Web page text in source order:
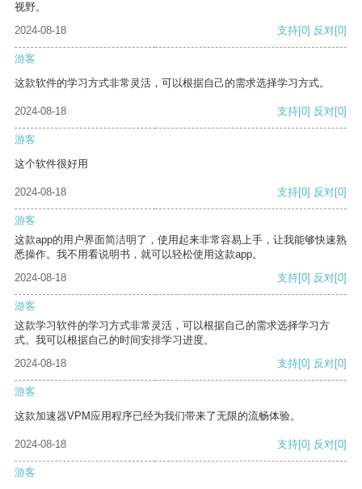
视野。
2024-08-18
支持[0] 反对[0]
游客
这款软件的学习方式非常灵活，可以根据自己的需求选择学习方式。
2024-08-18 支持[0] 反对[0]
游客
这个软件很好用
2024-08-18 支持[0] 反对[0]
游客
这款app的用户界面简洁明了，使用起来非常容易上手，让我能够快速熟
悉操作。我不用看说明书，就可以轻松使用这款app。
2024-08-18
支持[0] 反对[0]
游客
这款学习软件的学习方式非常灵活，可以根据自己的需求选择学习方
式。我可以根据自己的时间安排学习进度。
2024-08-18
支持[0] 反对[0]
游客
这款加速器VPM应用程序已经为我们带来了无限的流畅体验。
2024-08-18 支持[0] 反对[0]
游客